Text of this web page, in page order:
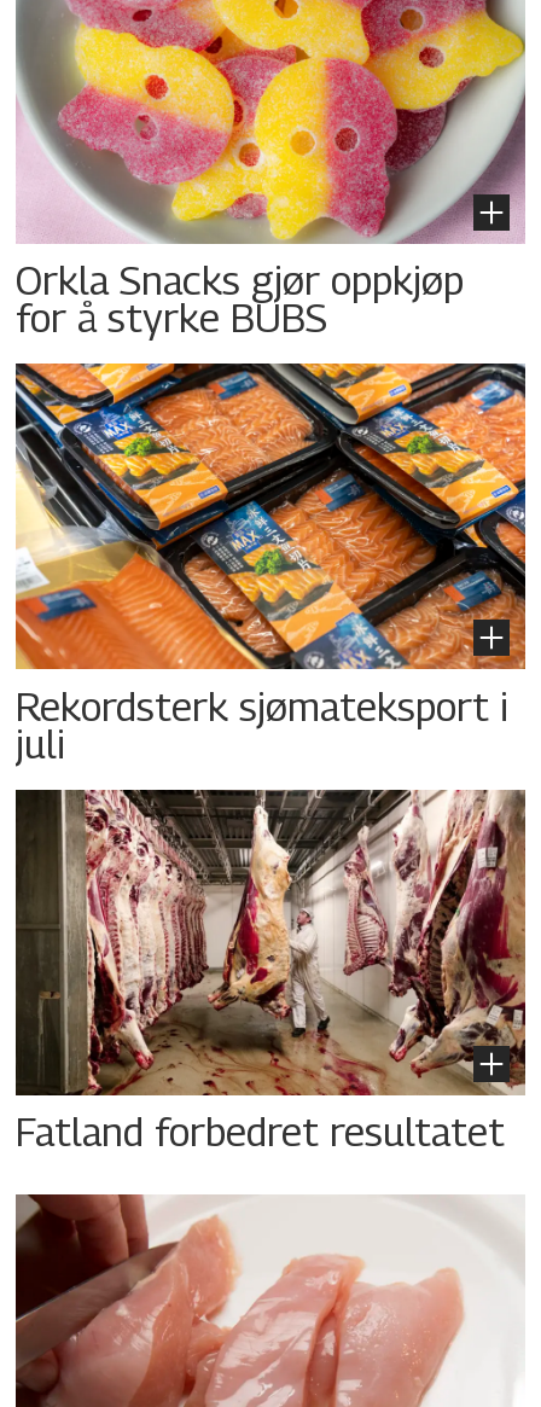
Orkla Snacks gjør oppkjøp
for å styrke BUBS
Rekordsterk sjømateksport i
juli
Fatland forbedret resultatet